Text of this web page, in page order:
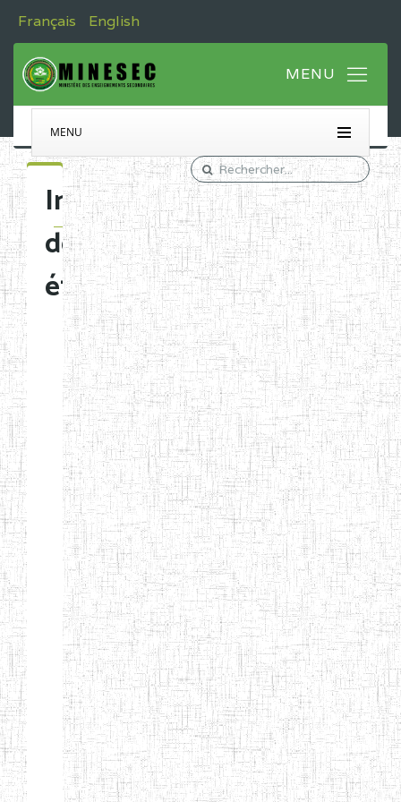
Français English
MENU
Immatriculation
des
établissements
Etablissements
d'enseignement
normal
ENI
Chercher:
Effacer les filtres
Denomination
Type